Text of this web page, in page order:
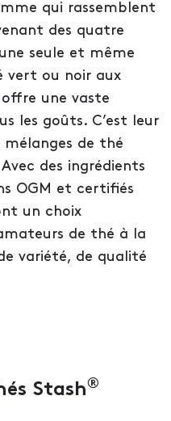
qui rassemblent
des quatre
seule et même
vert ou noir aux
offre une vaste
les goûts. C’est leur
mélanges de thé
des ingrédients
OGM et certifiés
un choix
de thé à la
variété, de qualité
Stash®